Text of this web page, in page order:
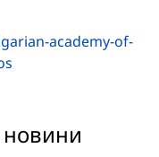
academy-of-